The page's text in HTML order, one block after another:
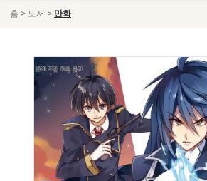
홈 > 도서 > 만화